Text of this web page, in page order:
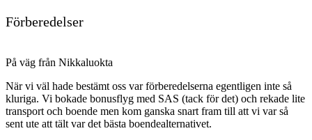
Förberedelser
På väg från Nikkaluokta
När vi väl hade bestämt oss var förberedelserna egentligen inte så
kluriga. Vi bokade bonusflyg med SAS (tack för det) och rekade lite
transport och boende men kom ganska snart fram till att vi var så
sent ute att tält var det bästa boendealternativet.